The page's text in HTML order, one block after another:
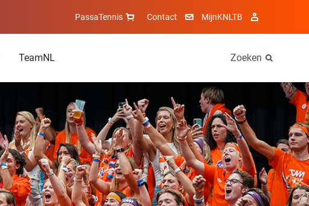
PassaTennis Contact MijnKNLTB
TeamNL Zoeken